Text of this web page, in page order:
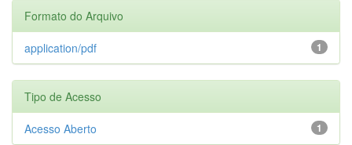
Formato do Arquivo
1
application/pdf
Tipo de Acesso
1
Acesso Aberto